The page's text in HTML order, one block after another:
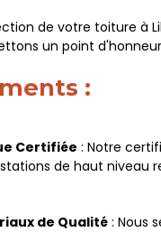
de votre toiture à
un point
:
Certifiée : Notre
de haut niveau
de Qualité : Nous